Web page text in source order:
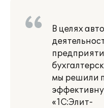
В целях
мы решили
«1С:Элит-